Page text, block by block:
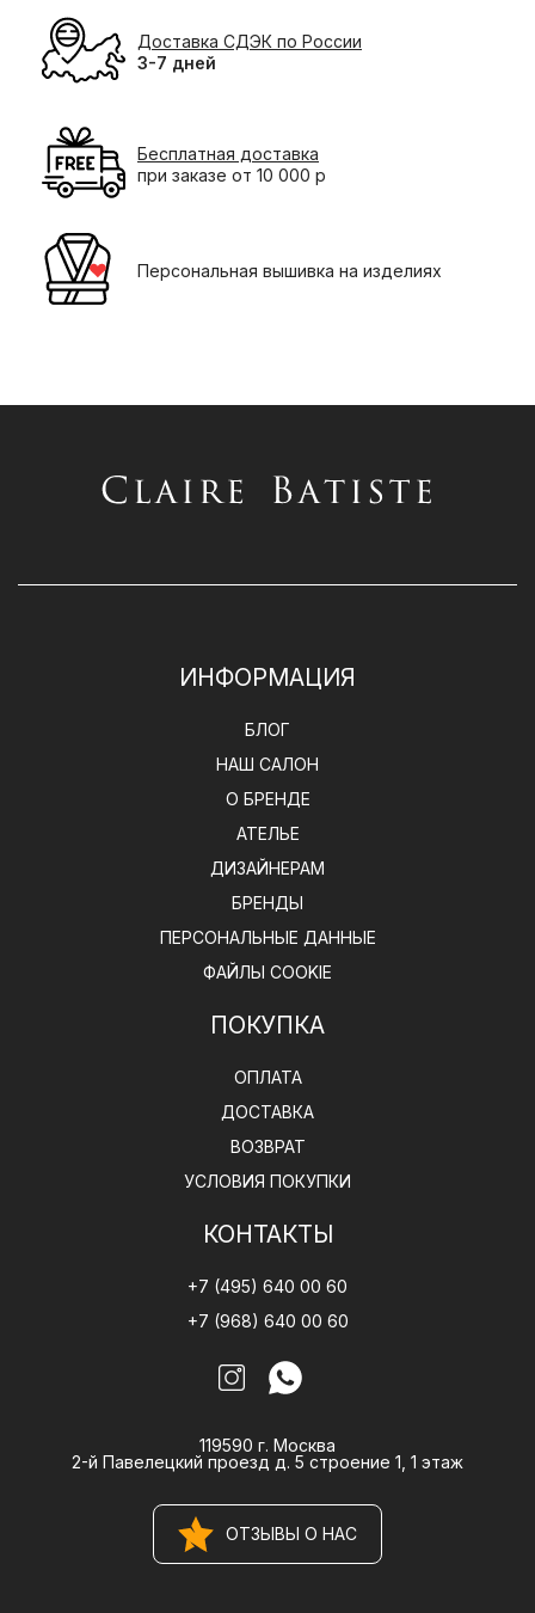
Доставка СДЭК по России
3-7 дней
Бесплатная доставка
при заказе от 10 000 р
Персональная вышивка на изделиях
ИНФОРМАЦИЯ
БЛОГ
НАШ САЛОН
О БРЕНДЕ
АТЕЛЬЕ
ДИЗАЙНЕРАМ
БРЕНДЫ
ПЕРСОНАЛЬНЫЕ ДАННЫЕ
ФАЙЛЫ COOKIE
ПОКУПКА
ОПЛАТА
ДОСТАВКА
ВОЗВРАТ
УСЛОВИЯ ПОКУПКИ
КОНТАКТЫ
+7 (495) 640 00 60
+7 (968) 640 00 60
119590 г. Москва
2-й Павелецкий проезд д. 5 строение 1, 1 этаж
ОТЗЫВЫ О НАС